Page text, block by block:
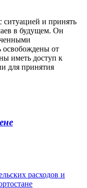
ситуацией и принять
в будущем. Он
освобождены от
иметь доступ к
для принятия